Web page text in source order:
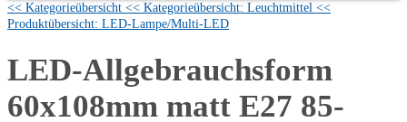
<< Kategorieübersicht << Kategorieübersicht: Leuchtmittel <<
Produktübersicht: LED-Lampe/Multi-LED
LED-Allgebrauchsform
60x108mm matt E27 85-